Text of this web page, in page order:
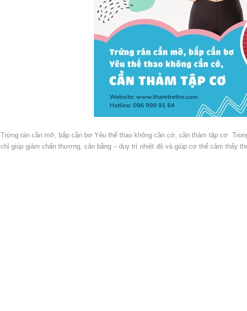
Trứng rán cần mỡ, bắp cần bơ Yêu thể thao không cần cớ, cần thảm tập cơ
chỉ giúp giảm chấn thương, cân bằng – duy trì nhiệt độ và giúp cơ thể cảm thấy